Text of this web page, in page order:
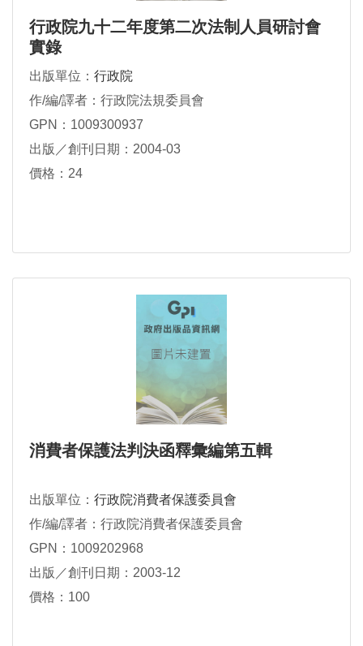
行政院九十二年度第二次法制人員研討會
實錄
出版單位： 行政院
作/編/譯者：行政院法規委員會
GPN：1009300937
出版／創刊日期：2004-03
價格：24
消費者保護法判決函釋彙編第五輯
出版單位： 行政院消費者保護委員會
作/編/譯者：行政院消費者保護委員會
GPN：1009202968
出版／創刊日期：2003-12
價格：100